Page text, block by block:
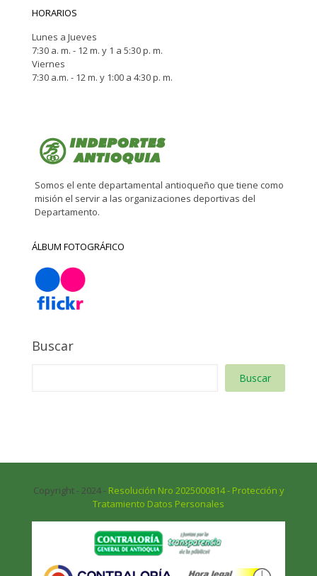
HORARIOS
Lunes a Jueves
7:30 a. m. - 12 m. y 1 a 5:30 p. m.
Viernes
7:30 a.m. - 12 m. y 1:00 a 4:30 p. m.
Somos el ente departamental antioqueño que tiene como
misión el servir a las organizaciones deportivas del
Departamento.
ÁLBUM FOTOGRÁFICO
Buscar
Buscar
Copyright - 2024 - Resolución Nro 2025000814 - Protección y
Tratamiento Datos Personales